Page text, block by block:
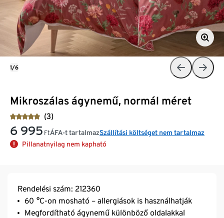
Mikroszálas ágynemű, normál méret
(3)
6 995 FtÁFA-t tartalmazSzállítási költséget nem tartalmaz
Pillanatnyilag nem kapható
1/6
Rendelési szám: 212360
60 °C-on mosható – allergiások is használhatják
Megfordítható ágynemű különböző oldalakkal